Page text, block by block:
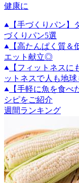
健康に
【手づくりパン
づくりパン5選
【高たんぱく質
エット献立◎
【フィットネス
ットネスで人も地球
【手軽に魚を食
シピをご紹介
週間ランキング